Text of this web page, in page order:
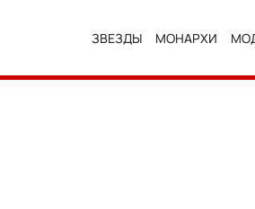
ЗВЕЗДЫ МОНАРХИ
нас в Дзен